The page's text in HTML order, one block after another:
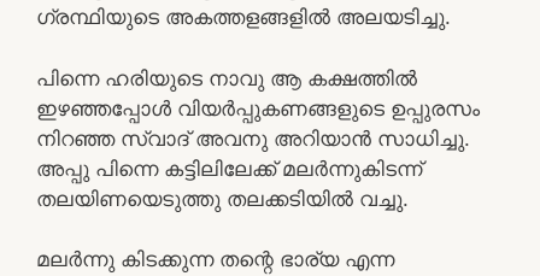
ഗ്രന്ഥിയുടെ അകത്തളങ്ങളിൽ അലയടിച്ചു.
പിന്നെ ഹരിയുടെ നാവു ആ കക്ഷത്തിൽ
ഇഴഞ്ഞപ്പോൾ വിയർപ്പുകണങ്ങളുടെ ഉപ്പുരസം
നിറഞ്ഞ സ്വാദ് അവനു അറിയാൻ സാധിച്ചു.
അപ്പു പിന്നെ കട്ടിലിലേക്ക് മലർന്നുകിടന്ന്
തലയിണയെടുത്തു തലക്കടിയിൽ വച്ചു.
മലർന്നു കിടക്കുന്ന തന്റെ ഭാര്യ എന്ന